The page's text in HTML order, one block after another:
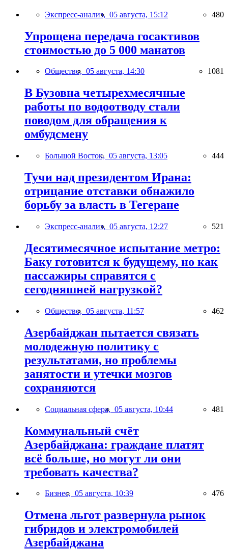
Экспресс-анализ, 05 августа, 15:12 480
Упрощена передача госактивов
стоимостью до 5 000 манатов
Общество, 05 августа, 14:30 1081
В Бузовна четырехмесячные
работы по водоотводу стали
поводом для обращения к
омбудсмену
Большой Восток, 05 августа, 13:05 444
Тучи над президентом Ирана:
отрицание отставки обнажило
борьбу за власть в Тегеране
Экспресс-анализ, 05 августа, 12:27 521
Десятимесячное испытание метро:
Баку готовится к будущему, но как
пассажиры справятся с
сегодняшней нагрузкой?
Общество, 05 августа, 11:57 462
Азербайджан пытается связать
молодежную политику с
результатами, но проблемы
занятости и утечки мозгов
сохраняются
Социальная сфера, 05 августа, 10:44 481
Коммунальный счёт
Азербайджана: граждане платят
всё больше, но могут ли они
требовать качества?
Бизнес, 05 августа, 10:39 476
Отмена льгот развернула рынок
гибридов и электромобилей
Азербайджана